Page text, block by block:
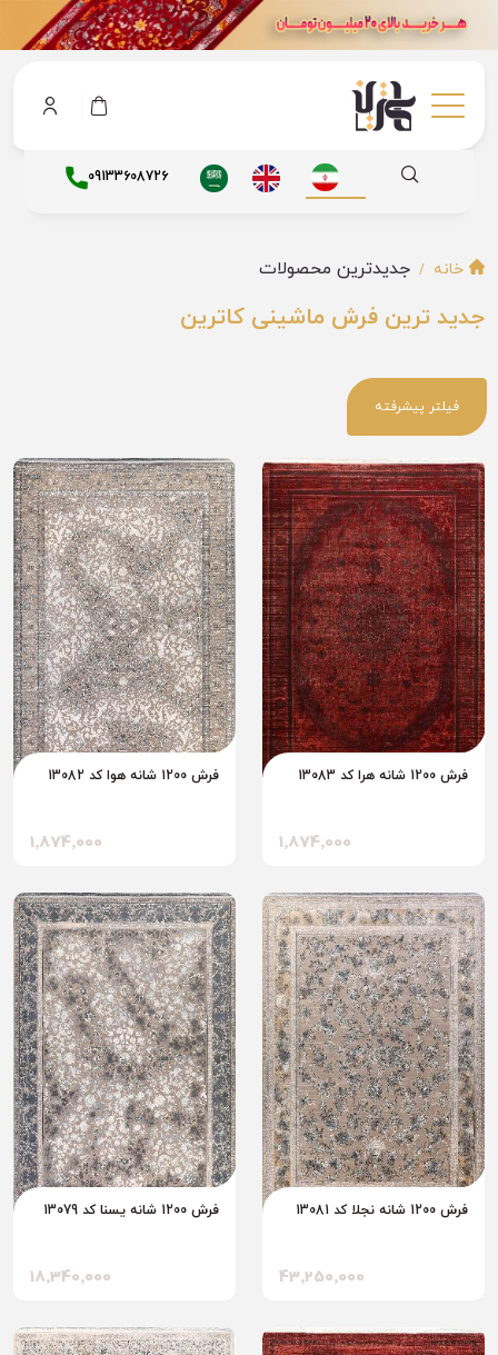
09133608726
خانه جدیدترین محصولات
جدید ترین فرش ماشینی کاترین
فیلتر پیشرفته
فرش 1200 شانه هرا کد 13083
1٬874٬000
فرش 1200 شانه هوا کد 13082
1٬874٬000
فرش 1200 شانه نجلا کد 13081
43٬250٬000
فرش 1200 شانه یسنا کد 13079
18٬340٬000